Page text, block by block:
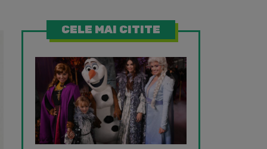
CELE MAI CITITE